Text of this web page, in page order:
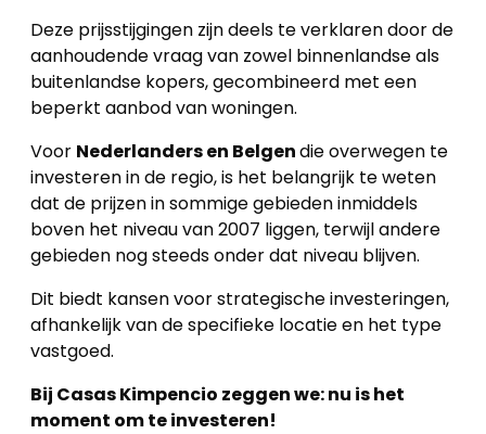
Deze prijsstijgingen zijn deels te verklaren door de
aanhoudende vraag van zowel binnenlandse als
buitenlandse kopers, gecombineerd met een
beperkt aanbod van woningen.
Voor Nederlanders en Belgendie overwegen te
investeren in de regio, is het belangrijk te weten
dat de prijzen in sommige gebieden inmiddels
boven het niveau van 2007 liggen, terwijl andere
gebieden nog steeds onder dat niveau blijven.
Dit biedt kansen voor strategische investeringen,
afhankelijk van de specifieke locatie en het type
vastgoed.
Bij Casas Kimpencio zeggen we: nu is het
moment om te investeren!